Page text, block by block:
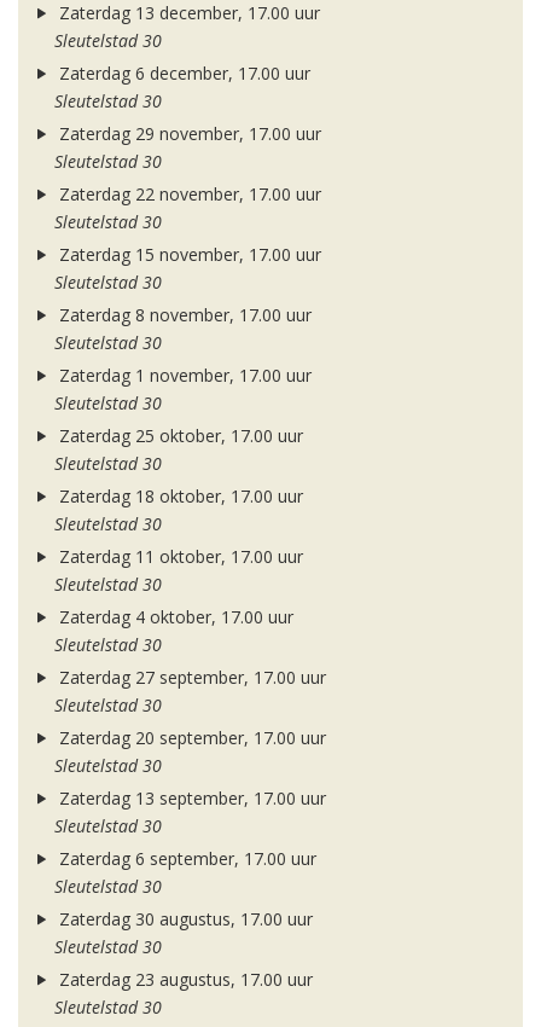
Zaterdag 13 december, 17.00 uur
Sleutelstad 30
Zaterdag 6 december, 17.00 uur
Sleutelstad 30
Zaterdag 29 november, 17.00 uur
Sleutelstad 30
Zaterdag 22 november, 17.00 uur
Sleutelstad 30
Zaterdag 15 november, 17.00 uur
Sleutelstad 30
Zaterdag 8 november, 17.00 uur
Sleutelstad 30
Zaterdag 1 november, 17.00 uur
Sleutelstad 30
Zaterdag 25 oktober, 17.00 uur
Sleutelstad 30
Zaterdag 18 oktober, 17.00 uur
Sleutelstad 30
Zaterdag 11 oktober, 17.00 uur
Sleutelstad 30
Zaterdag 4 oktober, 17.00 uur
Sleutelstad 30
Zaterdag 27 september, 17.00 uur
Sleutelstad 30
Zaterdag 20 september, 17.00 uur
Sleutelstad 30
Zaterdag 13 september, 17.00 uur
Sleutelstad 30
Zaterdag 6 september, 17.00 uur
Sleutelstad 30
Zaterdag 30 augustus, 17.00 uur
Sleutelstad 30
Zaterdag 23 augustus, 17.00 uur
Sleutelstad 30